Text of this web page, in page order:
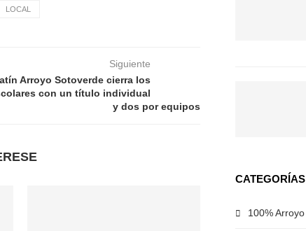
LOCAL
Siguiente
Arroyo Sotoverde cierra los
con un título individual
y dos por equipos
CATEGORÍAS
100% Arroyo